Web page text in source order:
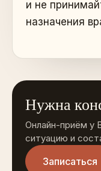
и не
назначения
Нужна
Онлайн-приём у
ситуацию и
Записаться